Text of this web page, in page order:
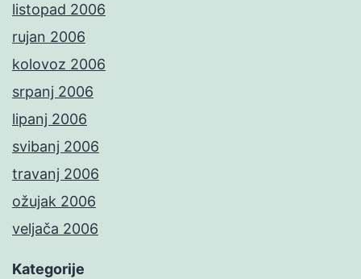
listopad 2006
rujan 2006
kolovoz 2006
srpanj 2006
lipanj 2006
svibanj 2006
travanj 2006
ožujak 2006
veljača 2006
Kategorije